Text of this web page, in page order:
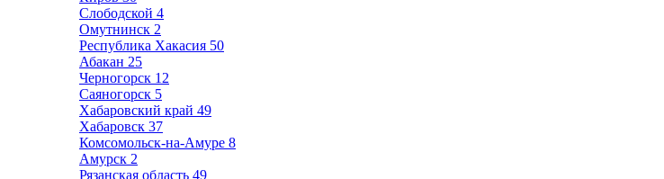
Слободской 4
Омутнинск 2
Республика Хакасия 50
Абакан 25
Черногорск 12
Саяногорск 5
Хабаровский край 49
Хабаровск 37
Комсомольск-на-Амуре 8
Амурск 2
Рязанская область 49